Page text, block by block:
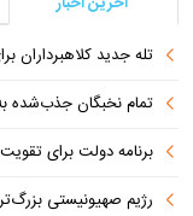
تله جدید کلاهبرداران
تمام نخبگان جذب‌شده
برنامه دولت برای
رژیم صهیونیستی